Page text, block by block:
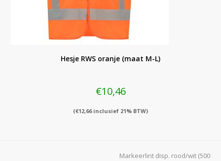
Hesje RWS oranje (maat M-L)
€10,46
(€12,66inclusief 21% BTW)
next
Markeerlint disp. rood/wit (500